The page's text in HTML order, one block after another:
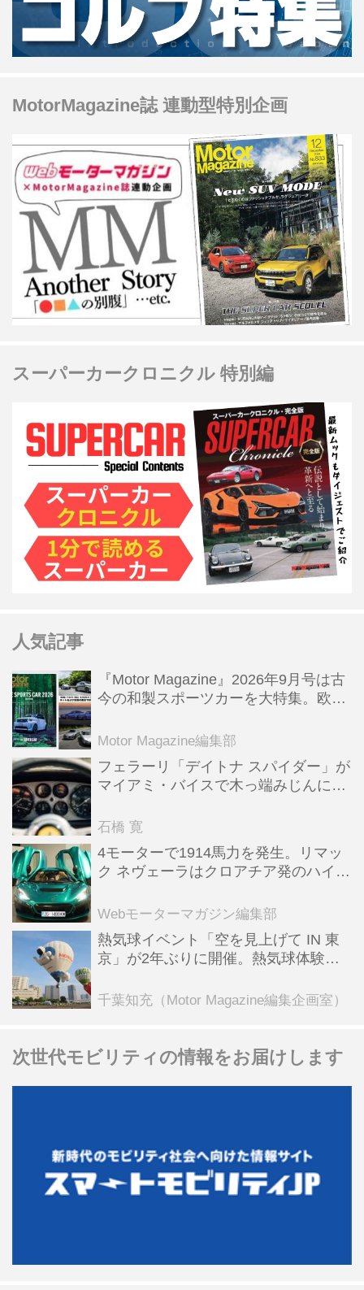
MotorMagazine誌 連動型特別企画
スーパーカークロニクル 特別編
人気記事
『Motor Magazine』2026年9月号は古
今の和製スポーツカーを大特集。欧州
Motor Magazine編集部
フェラーリ「デイトナ スパイダー」が
マイアミ・バイスで木っ端みじんにな
石橋 寛
4モーターで1914馬力を発生。リマッ
ク ネヴェーラはクロアチア発のハイパ
全版／115】
Webモーターマガジン編集部
熱気球イベント「空を見上げて IN 東
京」が2年ぶりに開催。熱気球体験搭
ンテンツも
千葉知充（Motor Magazine編集企画室）
次世代モビリティの情報をお届けします